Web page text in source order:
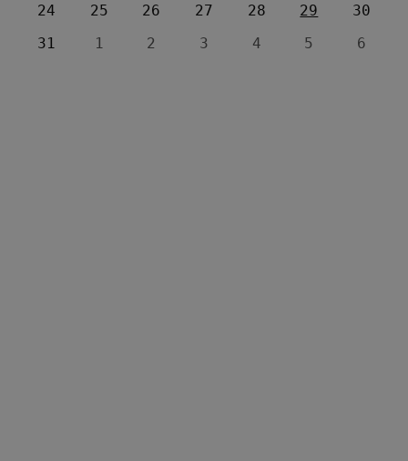
24
25 26 27 28 29
30
31
1 2 3 4 5 6